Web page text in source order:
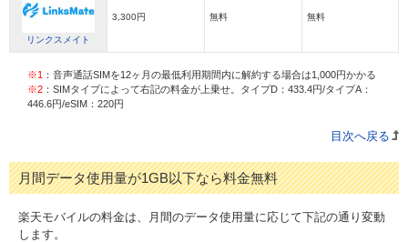
リンクスメイト
3,300円 無料 無料
※1 ：音声通話SIMを12ヶ月の最低利用期間内に解約する場合は1,000円かかる
※2 ：SIMタイプによって右記の料金が上乗せ。タイプD：433.4円/タイプA：
446.6円/eSIM：220円
目次へ戻る
月間データ使用量が1GB以下なら料金無料
楽天モバイルの料金は、月間のデータ使用量に応じて下記の通り変動
します。